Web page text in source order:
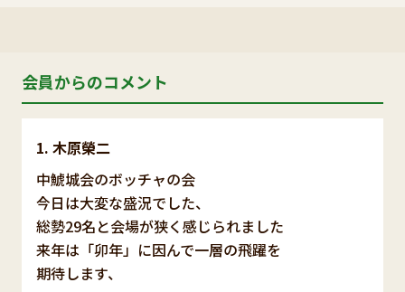
会員からのコメント
木原榮二
中鯱城会のボッチャの会
今日は大変な盛況でした、
総勢29名と会場が狭く感じられました
来年は「卯年」に因んで一層の飛躍を
期待します、